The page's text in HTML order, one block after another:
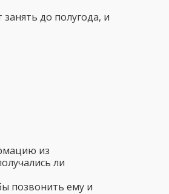
до полугода, и
из
ли
позвонить ему и